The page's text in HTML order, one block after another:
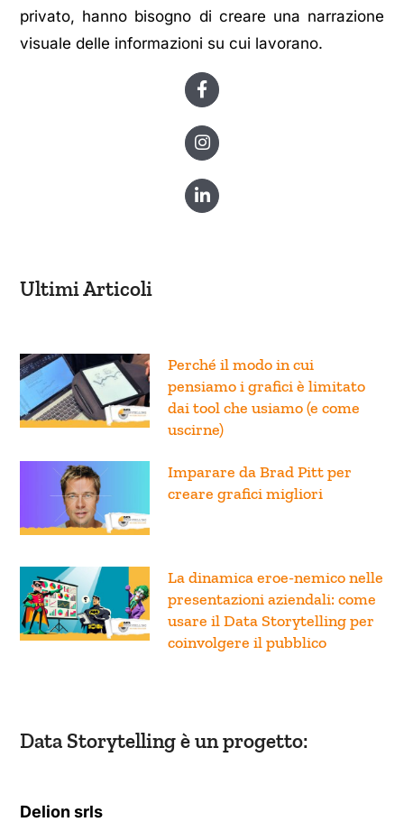
privato, hanno bisogno di creare una narrazione
visuale delle informazioni su cui lavorano.
Ultimi Articoli
Perché il modo in cui
pensiamo i grafici è limitato
dai tool che usiamo (e come
uscirne)
Imparare da Brad Pitt per
creare grafici migliori
La dinamica eroe-nemico nelle
presentazioni aziendali: come
usare il Data Storytelling per
coinvolgere il pubblico
Data Storytelling è un progetto:
Delion srls